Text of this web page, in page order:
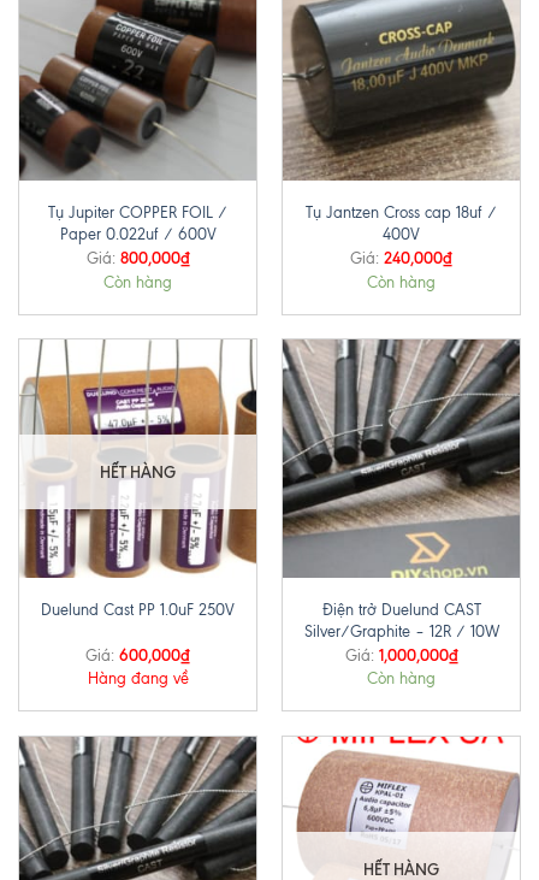
Tụ Jupiter COPPER FOIL /
Paper 0.022uf / 600V
Giá: 800,000₫
Còn hàng
Tụ Jantzen Cross cap 18uf /
400V
Giá: 240,000₫
Còn hàng
HẾT HÀNG
Duelund Cast PP 1.0uF 250V
Giá: 600,000₫
Hàng đang về
Điện trở Duelund CAST
Silver/Graphite – 12R / 10W
Giá: 1,000,000₫
Còn hàng
HẾT HÀNG